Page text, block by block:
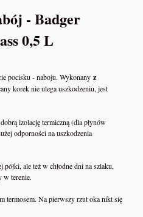
- Badger
0,5 L
pocisku - naboju. Wykonany z
korek nie ulega uszkodzeniu, jest
izolację termiczną (dla płynów
odporności na uszkodzenia
ale też w chłodne dni na szlaku,
w terenie.
termosem. Na pierwszy rzut oka nikt się